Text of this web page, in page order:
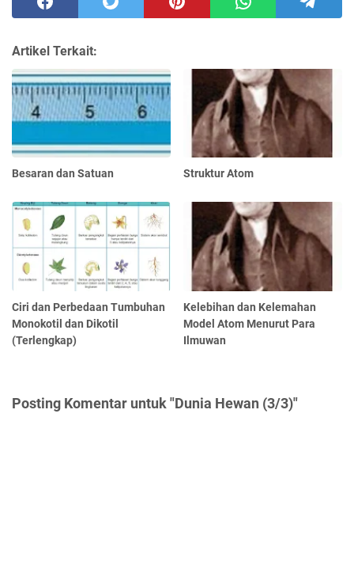
Artikel Terkait:
Besaran dan Satuan Struktur Atom
Ciri dan Perbedaan Tumbuhan
Monokotil dan Dikotil
(Terlengkap)
Kelebihan dan Kelemahan
Model Atom Menurut Para
Ilmuwan
Posting Komentar untuk "Dunia Hewan (3/3)"